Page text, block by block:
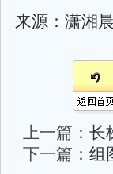
来源：潇湘
上一篇： 长
下一篇： 组